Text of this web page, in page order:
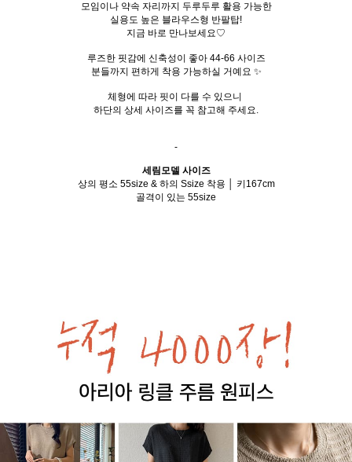
모임이나 약속 자리까지 두루두루 활용 가능한
실용도 높은 블라우스형 반팔탑!
지금 바로 만나보세요♡
루즈한 핏감에 신축성이 좋아 44-66 사이즈
분들까지 편하게 착용 가능하실 거예요 ✨
체형에 따라 핏이 다를 수 있으니
하단의 상세 사이즈를 꼭 참고해 주세요.
-
세림모델 사이즈
상의 평소 55size & 하의 Ssize 착용 │ 키167cm
골격이 있는 55size